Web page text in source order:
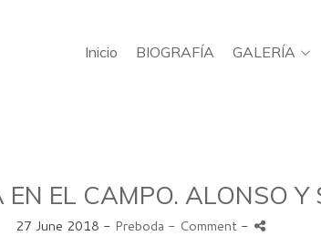
Inicio BIOGRAFÍA GALERÍA
EN EL CAMPO. ALONSO Y
27 June 2018 - Preboda - Comment -